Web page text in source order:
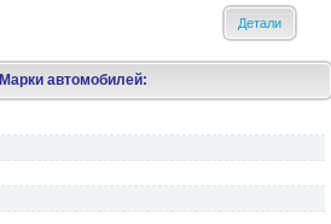
Марки автомобилей:
Детали